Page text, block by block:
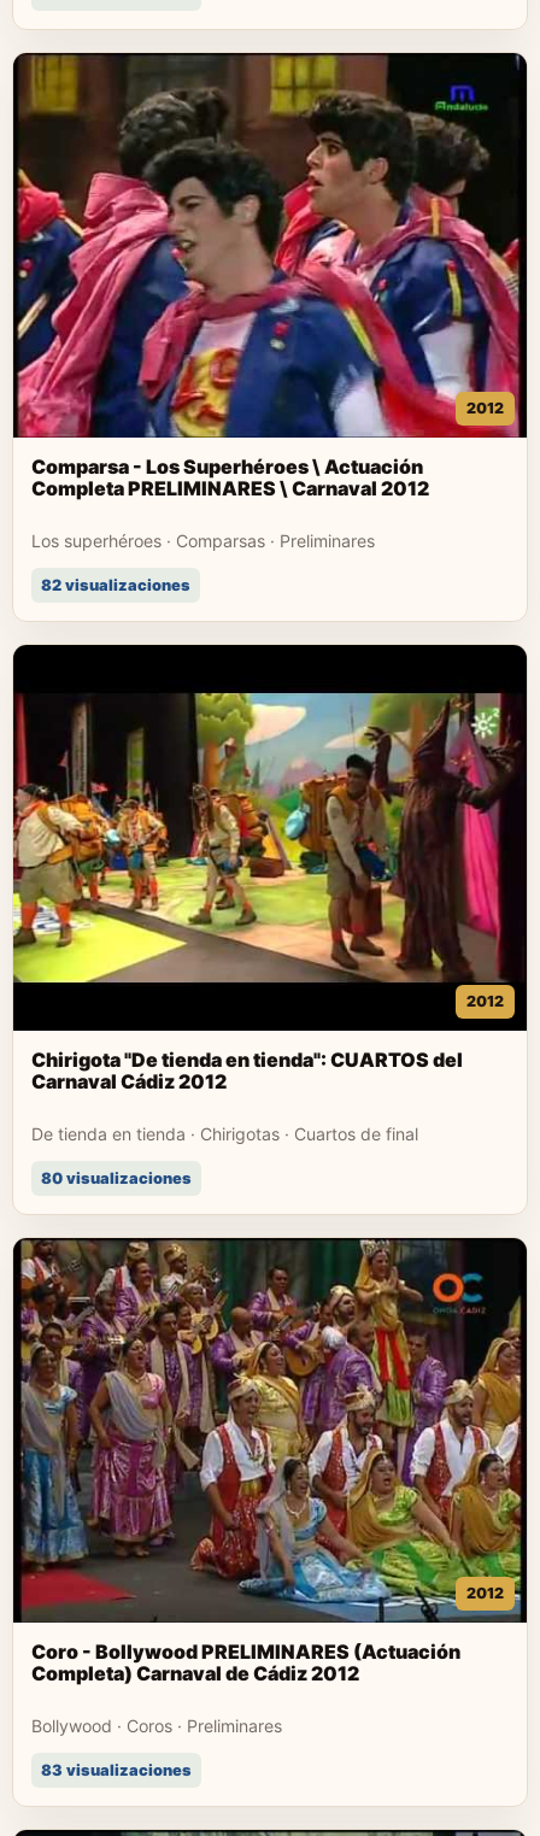
2012
Comparsa - Los Superhéroes \ Actuación
Completa PRELIMINARES \ Carnaval 2012
Los superhéroes · Comparsas · Preliminares
82 visualizaciones
2012
Chirigota "De tienda en tienda": CUARTOS del
Carnaval Cádiz 2012
De tienda en tienda · Chirigotas · Cuartos de final
80 visualizaciones
2012
Coro - Bollywood PRELIMINARES (Actuación
Completa) Carnaval de Cádiz 2012
Bollywood · Coros · Preliminares
83 visualizaciones